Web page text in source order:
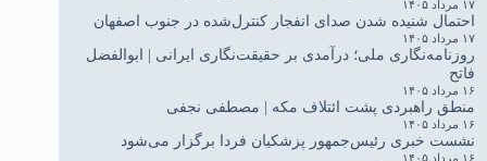
۱۷ مرداد ۱۴۰۵
احتمال شنیده شدن صدای انفجار کنترل‌شده در جنوب اصفهان
۱۷ مرداد ۱۴۰۵
روزنامه‌نگاری ملی؛ درآمدی بر حقیقت‌نگاری ایرانی | ابوالفضل
فاتح
۱۶ مرداد ۱۴۰۵
منطق راهبردی پشت ائتلاف مکه | مصطفی نجفی
۱۶ مرداد ۱۴۰۵
نشست خبری رئیس‌جمهور پزشکیان فردا برگزار می‌شود
۱۶ مرداد ۱۴۰۵